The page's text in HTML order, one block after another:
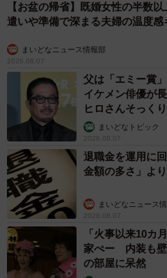
【お盆の帰省】既婚女性の半数
遣いや準備で深まる夫婦の温度感
まいどなニュース情報部
2026.08.07
父は「エミー賞
イケメン俳優が
ヒロさんそっく
まいどなトピック
2026.08.07
退職金を運用に
金額の多さ」よ
まいどなニュース
2026.08.07
「火事以来10カ
家ぺー 内装も壁
の部屋に呆然